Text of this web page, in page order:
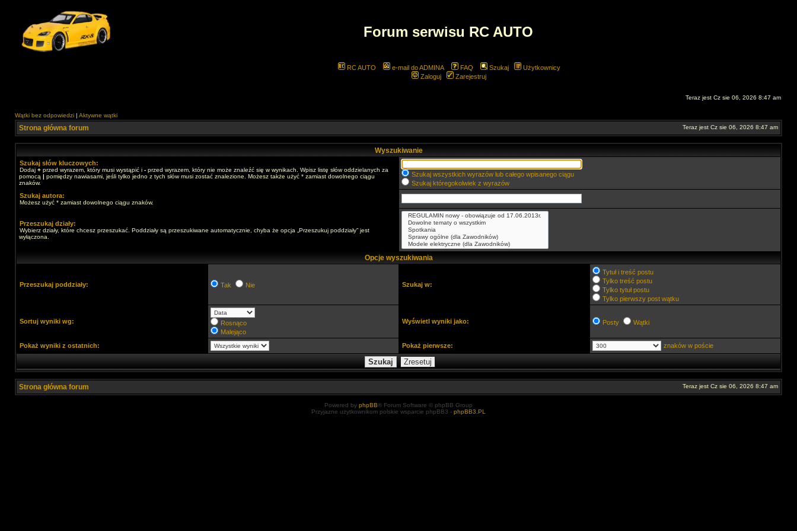
Forum serwisu RC AUTO
RC AUTO e-mail do ADMINA FAQ Szukaj
Użytkownicy
Zaloguj
Zarejestruj
Teraz jest Cz sie 06, 2026 8:47 am
Wątki bez odpowiedzi | Aktywne wątki
Strona główna forum Teraz jest Cz sie 06, 2026 8:47 am
Wyszukiwanie
Szukaj słów kluczowych:
Dodaj + przed wyrazem, który musi wystąpić i - przed wyrazem, który nie może znaleźć się w wynikach. Wpisz listę słów oddzielanych za
pomocą | pomiędzy nawiasami, jeśli tylko jedno z tych słów musi zostać znalezione. Możesz także użyć * zamiast dowolnego ciągu
znaków.
Szukaj wszystkich wyrazów lub całego wpisanego ciągu
Szukaj któregokolwiek z wyrazów
Szukaj autora:
Możesz użyć * zamiast dowolnego ciągu znaków.
Przeszukaj działy:
Wybierz działy, które chcesz przeszukać. Poddziały są przeszukiwane automatycznie, chyba że opcja „Przeszukuj poddziały” jest
wyłączona.
Opcje wyszukiwania
Przeszukaj poddziały: Tak Nie Szukaj w:
Tytuł i treść postu
Tylko treść postu
Tylko tytuł postu
Tylko pierwszy post wątku
Sortuj wyniki wg:
Rosnąco
Malejąco
Wyświetl wyniki jako: Posty Wątki
Pokaż wyniki z ostatnich: Pokaż pierwsze: znaków w poście
Strona główna forum Teraz jest Cz sie 06, 2026 8:47 am
Powered by phpBB® Forum Software © phpBB Group
Przyjazne użytkownikom polskie wsparcie phpBB3 - phpBB3.PL